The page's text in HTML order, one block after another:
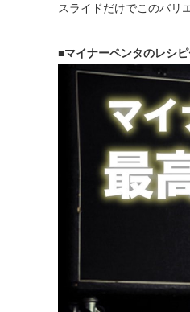
スライドだけでこのバリ
■マイナーペンタのレシ